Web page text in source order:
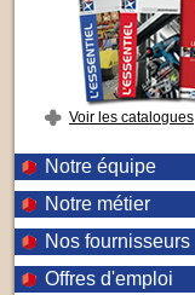
Voir les catalogues
Notre équipe
Notre métier
Nos fournisseurs
Offres d'emploi